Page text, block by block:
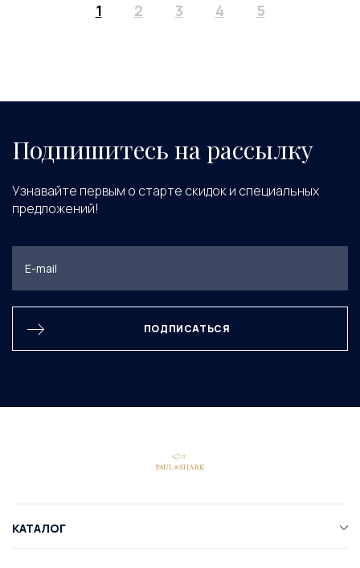
1 2 3 4 5
Подпишитесь на рассылку
Узнавайте первым о старте скидок и специальных
предложений!
ПОДПИСАТЬСЯ
КАТАЛОГ